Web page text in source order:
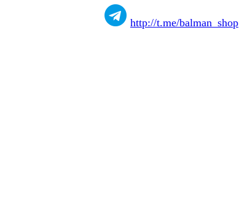
http://t.me/balman_shop